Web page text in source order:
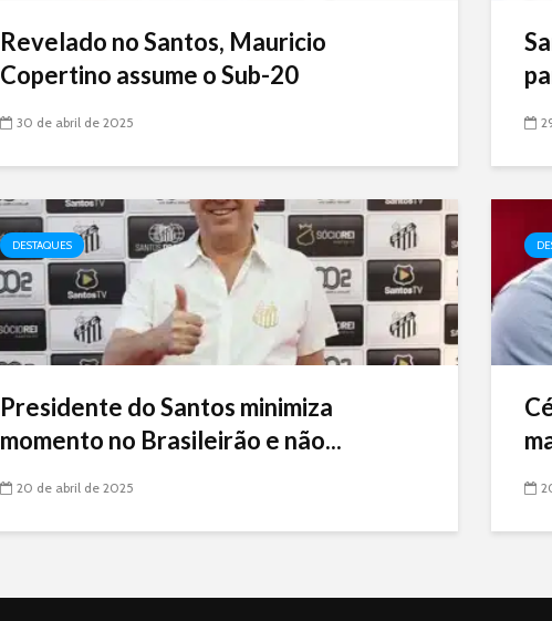
Revelado no Santos, Mauricio
Copertino assume o Sub-20
30 de abril de 2025
DESTAQUES
Presidente do Santos minimiza
momento no Brasileirão e não...
20 de abril de 2025